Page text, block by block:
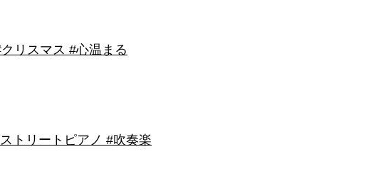
リスマス #心温まる
トリートピアノ #吹奏楽